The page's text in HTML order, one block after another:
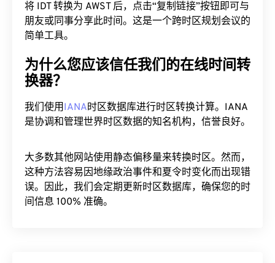
将 IDT 转换为 AWST 后，点击“复制链接”按钮即可与
朋友或同事分享此时间。这是一个跨时区规划会议的
简单工具。
为什么您应该信任我们的在线时间转
换器？
我们使用IANA时区数据库进行时区转换计算。IANA
是协调和管理世界时区数据的知名机构，信誉良好。
大多数其他网站使用静态偏移量来转换时区。然而，
这种方法容易因地缘政治事件和夏令时变化而出现错
误。因此，我们会定期更新时区数据库，确保您的时
间信息 100% 准确。